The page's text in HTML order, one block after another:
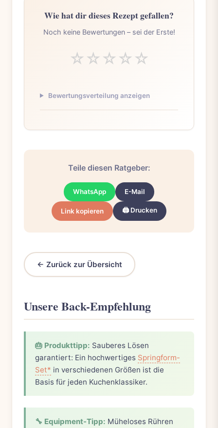
Wie hat dir dieses Rezept gefallen?
Noch keine Bewertungen – sei der Erste!
☆☆☆☆☆
Bewertungsverteilung anzeigen
Teile diesen Ratgeber:
WhatsApp E-Mail
Link kopieren 🖨️ Drucken
← Zurück zur Übersicht
Unsere Back-Empfehlung
🎂 Produkttipp: Sauberes Lösen
garantiert: Ein hochwertiges Springform-
Set* in verschiedenen Größen ist die
Basis für jeden Kuchenklassiker.
🔧 Equipment-Tipp: Müheloses Rühren